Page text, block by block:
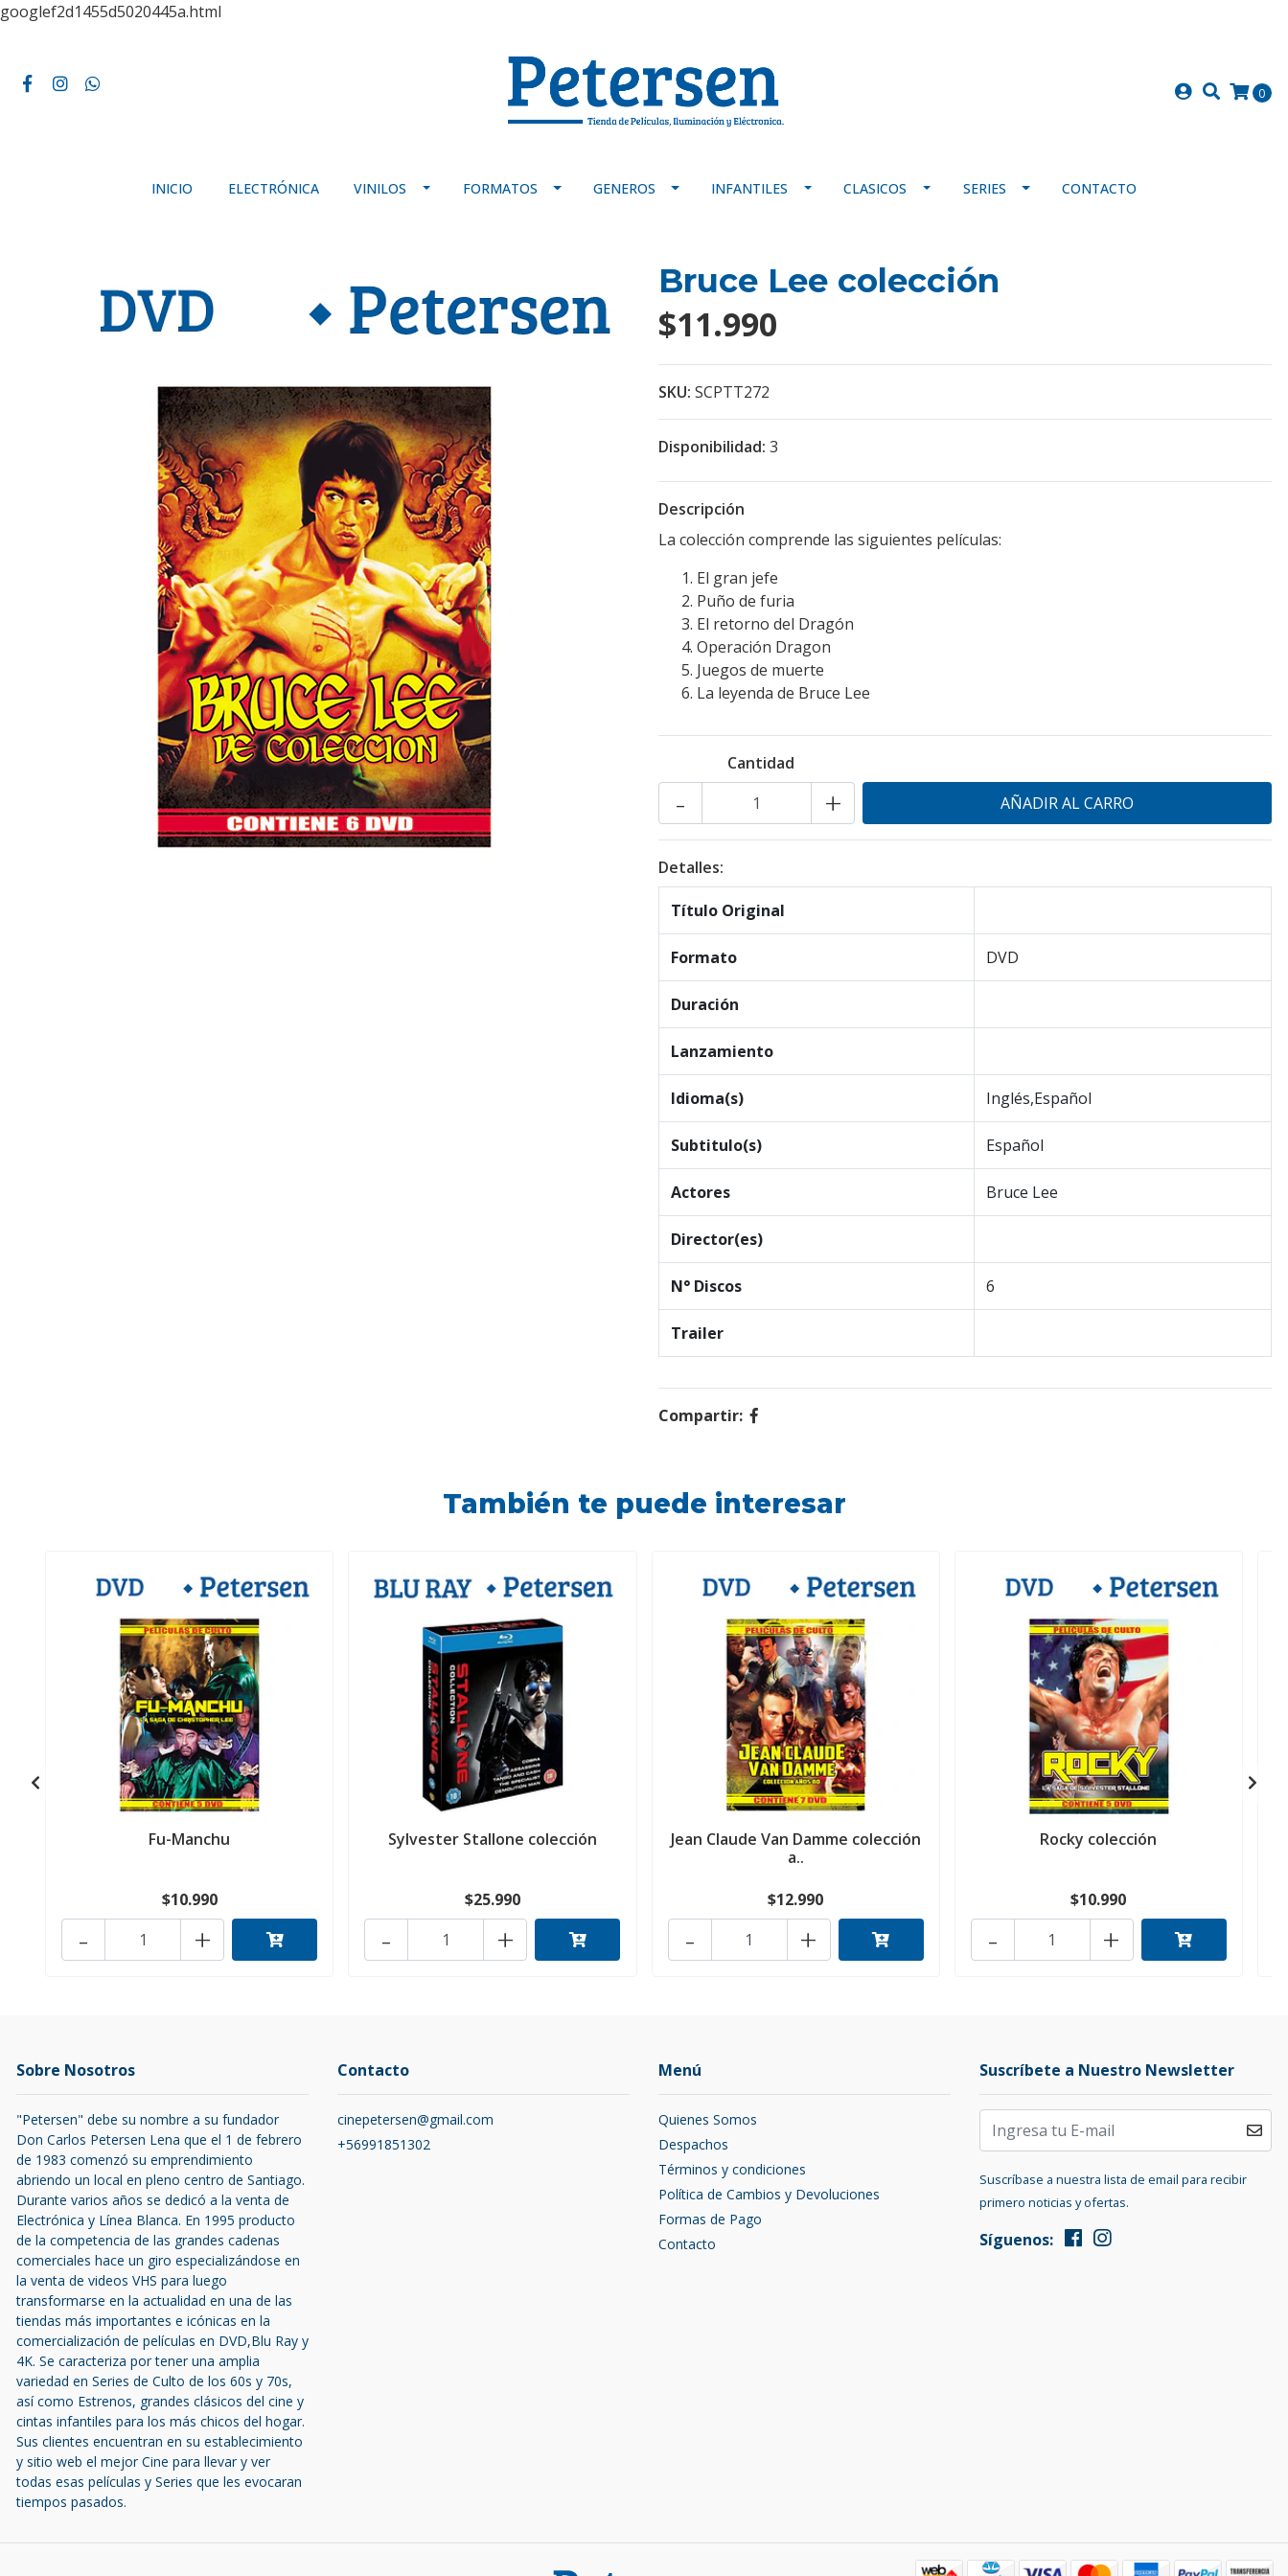
googlef2d1455d5020445a.html
0
INICIO ELECTRÓNICA VINILOS FORMATOS GENEROS INFANTILES CLASICOS SERIES CONTACTO
Bruce Lee colección
$11.990
SKU: SCPTT272
Disponibilidad: 3
Descripción
La colección comprende las siguientes películas:
El gran jefe
Puño de furia
El retorno del Dragón
Operación Dragon
Juegos de muerte
La leyenda de Bruce Lee
Cantidad
+
-
Detalles:
Título Original
Formato DVD
Duración
Lanzamiento
Idioma(s) Inglés,Español
Subtitulo(s) Español
Actores Bruce Lee
Director(es)
N° Discos 6
Trailer
Compartir:
También te puede interesar
Fu-Manchu
$10.990
+
-
Sylvester Stallone colección
$25.990
+
-
Jean Claude Van Damme colección
a..
$12.990
+
-
Rocky colección
$10.990
+
-
Sobre Nosotros
"Petersen" debe su nombre a su fundador
Don Carlos Petersen Lena que el 1 de febrero
de 1983 comenzó su emprendimiento
abriendo un local en pleno centro de Santiago.
Durante varios años se dedicó a la venta de
Electrónica y Línea Blanca. En 1995 producto
de la competencia de las grandes cadenas
comerciales hace un giro especializándose en
la venta de videos VHS para luego
transformarse en la actualidad en una de las
tiendas más importantes e icónicas en la
comercialización de películas en DVD,Blu Ray y
4K. Se caracteriza por tener una amplia
variedad en Series de Culto de los 60s y 70s,
así como Estrenos, grandes clásicos del cine y
cintas infantiles para los más chicos del hogar.
Sus clientes encuentran en su establecimiento
y sitio web el mejor Cine para llevar y ver
todas esas películas y Series que les evocaran
tiempos pasados.
Contacto
cinepetersen@gmail.com
+56991851302
Menú
Quienes Somos
Despachos
Términos y condiciones
Política de Cambios y Devoluciones
Formas de Pago
Contacto
Suscríbete a Nuestro Newsletter
Suscríbase a nuestra lista de email para recibir
primero noticias y ofertas.
Síguenos: